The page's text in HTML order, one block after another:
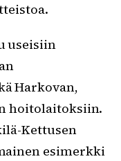
useisiin
Harkovan,
hoitolaitoksiin.
Kettusen
esimerkki